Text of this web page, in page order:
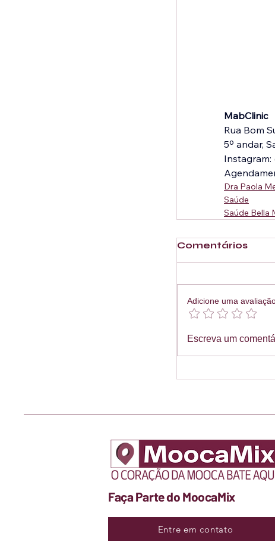
MabClinic
Rua Bom
5º andar,
Dra Paola
Saúde
Saúde Bella
Comentários
Adicione uma
Escreva um
Faça Parte do MoocaMix
Entre em contato